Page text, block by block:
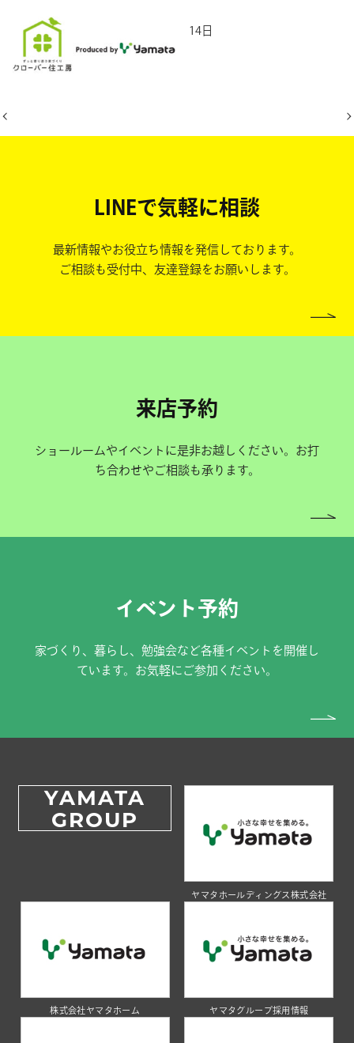
2025年5月14日
LINEで気軽に相談
最新情報やお役立ち情報を発信しております。
ご相談も受付中、友達登録をお願いします。
来店予約
ショールームやイベントに是非お越しください。お打
ち合わせやご相談も承ります。
イベント予約
家づくり、暮らし、勉強会など各種イベントを開催し
ています。お気軽にご参加ください。
YAMATA
GROUP
ヤマタホールディングス株式会社
株式会社ヤマタホーム ヤマタグループ採用情報